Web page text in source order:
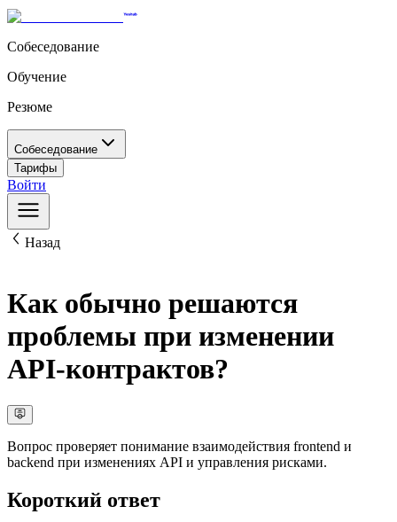
Собеседование
Обучение
Резюме
Собеседование
Тарифы
Войти
Назад
Как обычно решаются
проблемы при изменении
API-контрактов?
Вопрос проверяет понимание взаимодействия frontend и
backend при изменениях API и управления рисками.
Короткий ответ